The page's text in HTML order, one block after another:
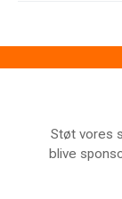
Støt vores
blive